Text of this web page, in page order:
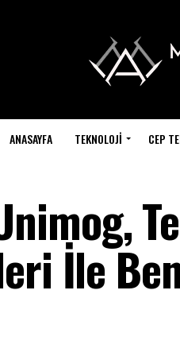
ANASAYFA TEKNOLOJI CEP
İle